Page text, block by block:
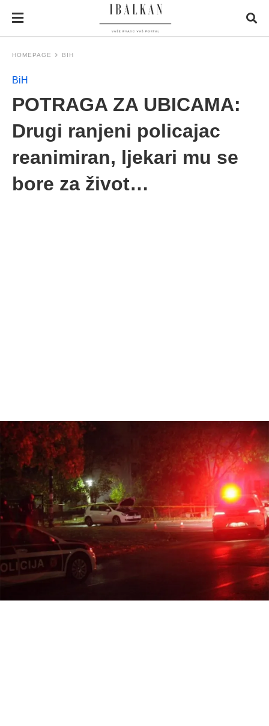
HOMEPAGE BIH
BiH
POTRAGA ZA UBICAMA:
Drugi ranjeni policajac
reanimiran, ljekari mu se
bore za život…